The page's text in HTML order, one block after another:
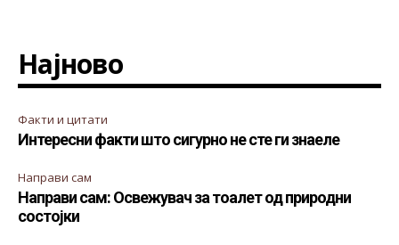
Најново
Факти и цитати
Интересни факти што сигурно не сте ги знаеле
Направи сам
Направи сам: Освежувач за тоалет од природни
состојки